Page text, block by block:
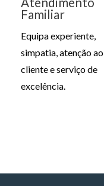
Familiar
Equipa experiente,
simpatia, atenção ao
cliente e serviço de
excelência.